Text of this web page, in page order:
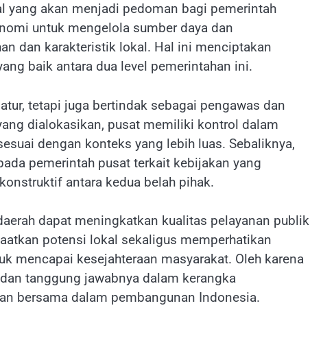
akan menjadi pedoman bagi pemerintah
untuk mengelola sumber daya dan
dan karakteristik lokal. Hal ini menciptakan
baik antara dua level pemerintahan ini.
tetapi juga bertindak sebagai pengawas dan
dialokasikan, pusat memiliki kontrol dalam
dengan konteks yang lebih luas. Sebaliknya,
pemerintah pusat terkait kebijakan yang
antara kedua belah pihak.
dapat meningkatkan kualitas pelayanan publik
potensi lokal sekaligus memperhatikan
mencapai kesejahteraan masyarakat. Oleh karena
tanggung jawabnya dalam kerangka
bersama dalam pembangunan Indonesia.